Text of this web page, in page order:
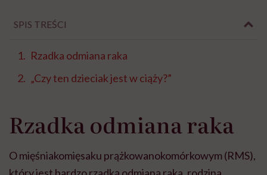
SPIS TREŚCI
Rzadka odmiana raka
„Czy ten dzieciak jest w ciąży?”
Rzadka odmiana raka
O mięśniakomięsaku prążkowanokomórkowym (RMS),